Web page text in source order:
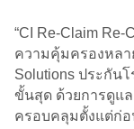
“CI Re-Claim
ความคุ้มครองหลา
Solutions ประกัน
ขั้นสุด ด้วยการดูแ
ครอบคลุมตั้งแต่ก่อ